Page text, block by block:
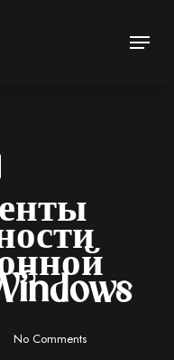
Menu
No Comments
Close